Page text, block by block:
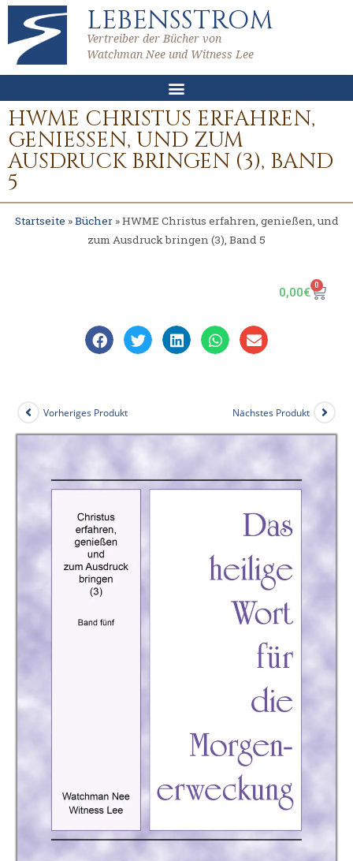
LEBENSSTROM
Vertreiber der Bücher von
Watchman Nee und Witness Lee
HWME CHRISTUS ERFAHREN,
GENIESSEN, UND ZUM A
USDRUCK BRINGEN (3), BAND 5
Startseite »Bücher»HWME Christus erfahren, genießen, und
zum Ausdruck bringen (3), Band 5
0,00€ 0
Vorheriges Produkt Nächstes Produkt